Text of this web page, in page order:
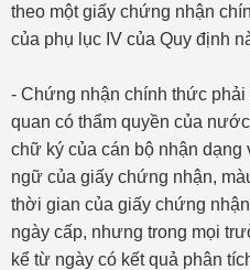
theo một giấy chứng nhận
của phụ lục IV của Quy định
- Chứng nhận chính thức
quan có thẩm quyền của
chữ ký của cán bộ nhận dạng
ngữ của giấy chứng nhận,
thời gian của giấy chứng
ngày cấp, nhưng trong mọi
kể từ ngày có kết quả phân